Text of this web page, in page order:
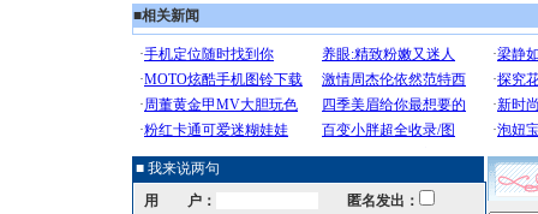
■相关新闻
■ 我来说两句
用 户：
匿名发出：